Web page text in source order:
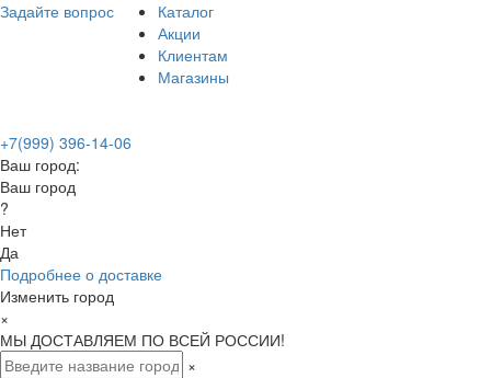
Задайте вопрос
Каталог
Акции
Клиентам
Магазины
+7(999) 396-14-06
Ваш город:
Ваш город
?
Нет
Да
Подробнее о доставке
Изменить город
×
МЫ ДОСТАВЛЯЕМ ПО ВСЕЙ РОССИИ!
×